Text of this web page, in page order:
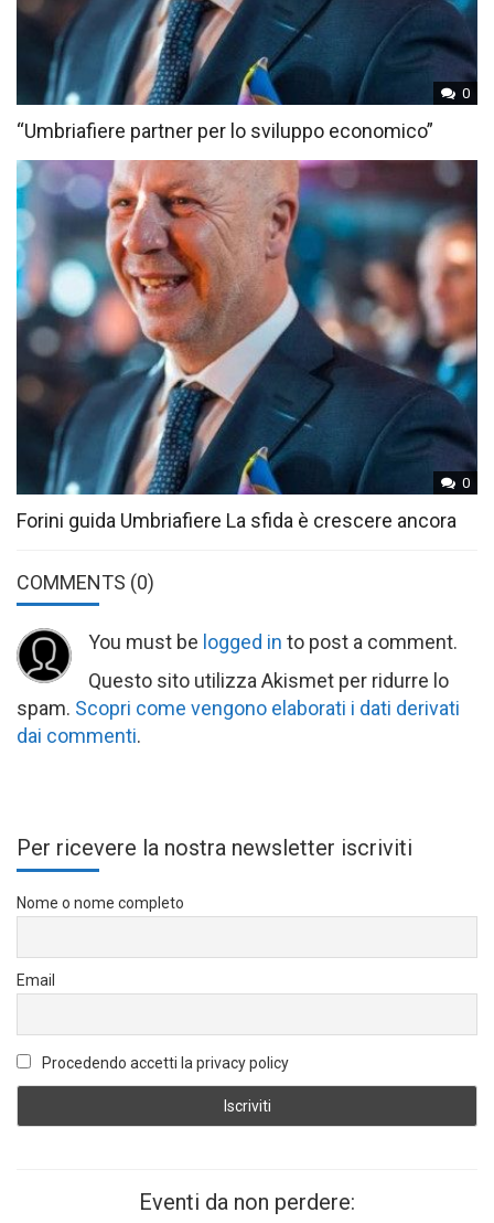
0
“Umbriafiere partner per lo sviluppo economico”
0
Forini guida Umbriafiere La sfida è crescere ancora
COMMENTS (0)
You must be logged in to post a comment.
Questo sito utilizza Akismet per ridurre lo
spam. Scopri come vengono elaborati i dati derivati
dai commenti.
Per ricevere la nostra newsletter iscriviti
Nome o nome completo
Email
Procedendo accetti la privacy policy
Eventi da non perdere: